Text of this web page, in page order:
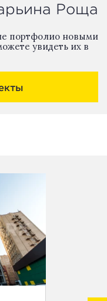
Роща
портфолио новыми
увидеть их в
ID 3540